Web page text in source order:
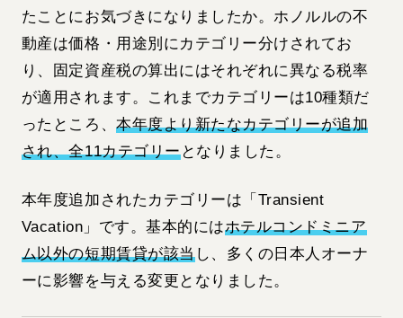
たことにお気づきになりましたか。ホノルルの不
動産は価格・用途別にカテゴリー分けされてお
り、固定資産税の算出にはそれぞれに異なる税率
が適用されます。これまでカテゴリーは10種類だ
ったところ、本年度より新たなカテゴリーが追加
され、全11カテゴリーとなりました。
本年度追加されたカテゴリーは「Transient
Vacation」です。基本的にはホテルコンドミニア
ム以外の短期賃貸が該当し、多くの日本人オーナ
ーに影響を与える変更となりました。